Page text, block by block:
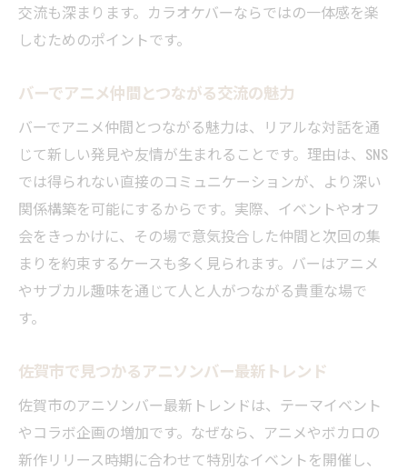
法
リラックスできるバーを佐賀市で見つける
口コミで人気のサブカルバー調査術
コスプレスタッフと交流できるバーの魅力
バーでコスプレスタッフと会話を楽しむ方
法
アニメ愛あふれるスタッフがいるバーの特
徴
ボカロやサブカルの話題で盛り上がるバー
バーで非日常体験を味わうサブカル空間
佐賀市でコスプレスタッフと触れ合うコツ
アニソンバーで出会う新しい友人との時間
バーでアニメ仲間と出会うきっかけ作り
交流も深まります。カラオケバーならではの一体感を楽
しむためのポイントです。
バーでアニメ仲間とつながる交流の魅力
バーでアニメ仲間とつながる魅力は、リアルな対話を通
じて新しい発見や友情が生まれることです。理由は、SNS
では得られない直接のコミュニケーションが、より深い
関係構築を可能にするからです。実際、イベントやオフ
会をきっかけに、その場で意気投合した仲間と次回の集
まりを約束するケースも多く見られます。バーはアニメ
やサブカル趣味を通じて人と人がつながる貴重な場で
す。
佐賀市で見つかるアニソンバー最新トレンド
佐賀市のアニソンバー最新トレンドは、テーマイベント
やコラボ企画の増加です。なぜなら、アニメやボカロの
新作リリース時期に合わせて特別なイベントを開催し、